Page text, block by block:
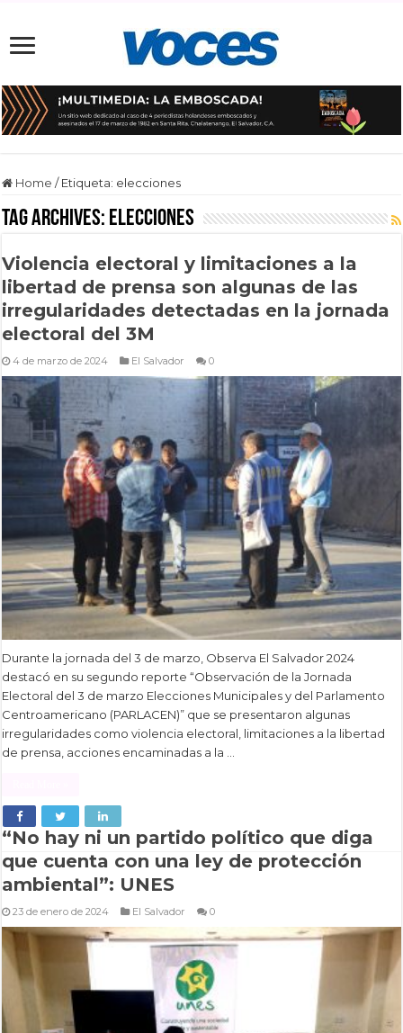
Home / Etiqueta: elecciones
Tag Archives: elecciones
Violencia electoral y limitaciones a la
libertad de prensa son algunas de las
irregularidades detectadas en la jornada
electoral del 3M
4 de marzo de 2024 El Salvador 0
Durante la jornada del 3 de marzo, Observa El Salvador 2024
destacó en su segundo reporte “Observación de la Jornada
Electoral del 3 de marzo Elecciones Municipales y del Parlamento
Centroamericano (PARLACEN)” que se presentaron algunas
irregularidades como violencia electoral, limitaciones a la libertad
de prensa, acciones encaminadas a la …
“No hay ni un partido político que diga
que cuenta con una ley de protección
ambiental”: UNES
23 de enero de 2024 El Salvador 0